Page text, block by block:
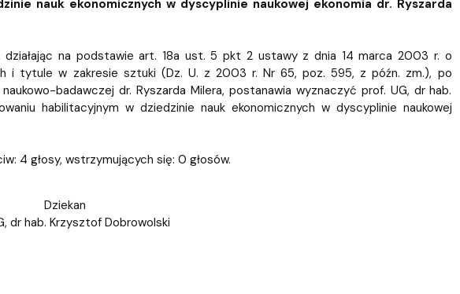
nauk ekonomicznych w dyscyplinie naukowej ekonomia dr. Ryszarda
działając na podstawie art. 18a ust. 5 pkt 2 ustawy z dnia 14 marca 2003 r. o
i tytule w zakresie sztuki (Dz. U. z 2003 r. Nr 65, poz. 595, z późn. zm.), po
badawczej dr. Ryszarda Milera, postanawia wyznaczyć prof. UG, dr hab.
habilitacyjnym w dziedzinie nauk ekonomicznych w dyscyplinie naukowej
4 głosy, wstrzymujących się: 0 głosów.
Dziekan
dr hab. Krzysztof Dobrowolski